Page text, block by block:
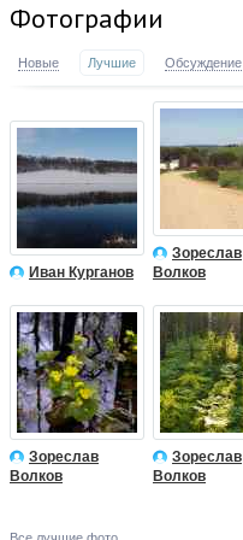
Фотографии
Новые Лучшие Обсуждение
Иван Курганов
Зореслав
Волков
Зореслав
Волков
Зореслав
Волков